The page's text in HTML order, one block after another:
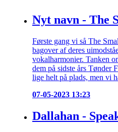
Nyt navn - The
Første gang vi så The
bagover af deres
vokalharmonier. Tanken
dem på sidste års Tønder
lige helt på plads, men vi
07-05-2023 13:23
Dallahan -